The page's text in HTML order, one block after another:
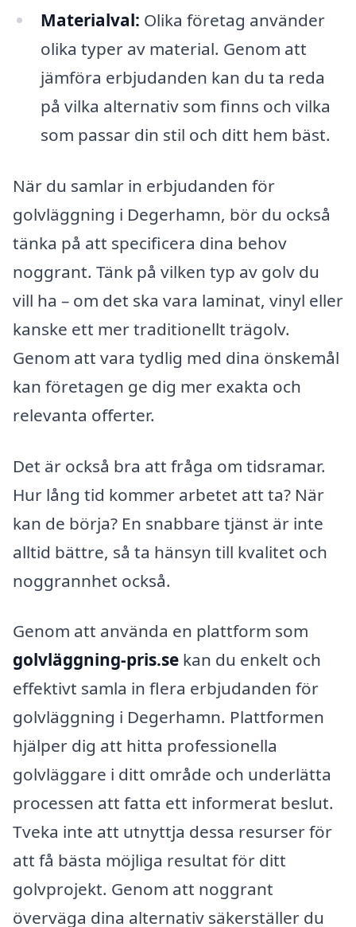
Materialval: Olika företag använder
olika typer av material. Genom att
jämföra erbjudanden kan du ta reda
på vilka alternativ som finns och vilka
som passar din stil och ditt hem bäst.
När du samlar in erbjudanden för
golvläggning i Degerhamn, bör du också
tänka på att specificera dina behov
noggrant. Tänk på vilken typ av golv du
vill ha – om det ska vara laminat, vinyl eller
kanske ett mer traditionellt trägolv.
Genom att vara tydlig med dina önskemål
kan företagen ge dig mer exakta och
relevanta offerter.
Det är också bra att fråga om tidsramar.
Hur lång tid kommer arbetet att ta? När
kan de börja? En snabbare tjänst är inte
alltid bättre, så ta hänsyn till kvalitet och
noggrannhet också.
Genom att använda en plattform som
golvläggning-pris.se kan du enkelt och
effektivt samla in flera erbjudanden för
golvläggning i Degerhamn. Plattformen
hjälper dig att hitta professionella
golvläggare i ditt område och underlätta
processen att fatta ett informerat beslut.
Tveka inte att utnyttja dessa resurser för
att få bästa möjliga resultat för ditt
golvprojekt. Genom att noggrant
överväga dina alternativ säkerställer du